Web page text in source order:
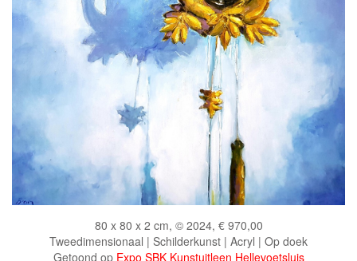
80 x 80 x 2 cm, © 2024, € 970,00
Tweedimensionaal | Schilderkunst | Acryl | Op doek
Getoond op Expo SBK Kunstuitleen Hellevoetsluis